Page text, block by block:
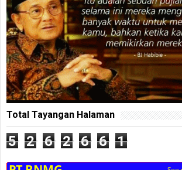
Total Tayangan Halaman
5 2 6 2 6 6 1